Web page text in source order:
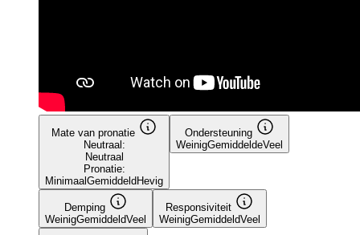
Mate van pronatie
Neutraal:
Neutraal
Pronatie:
MinimaalGemiddeld Hevig
Ondersteuning
WeinigGemiddeldeVeel
Demping
WeinigGemiddeldVeel
Responsiviteit
WeinigGemiddeldVeel